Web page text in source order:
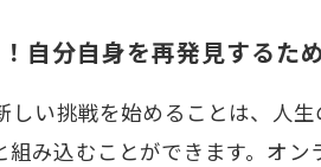
自分自身を再発見するた
しい挑戦を始めることは、人
組み込むことができます。オ